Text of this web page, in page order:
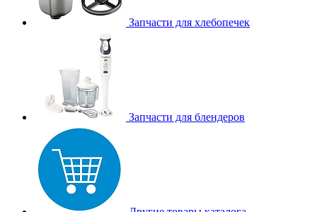
Запчасти для хлебопечек
Запчасти для блендеров